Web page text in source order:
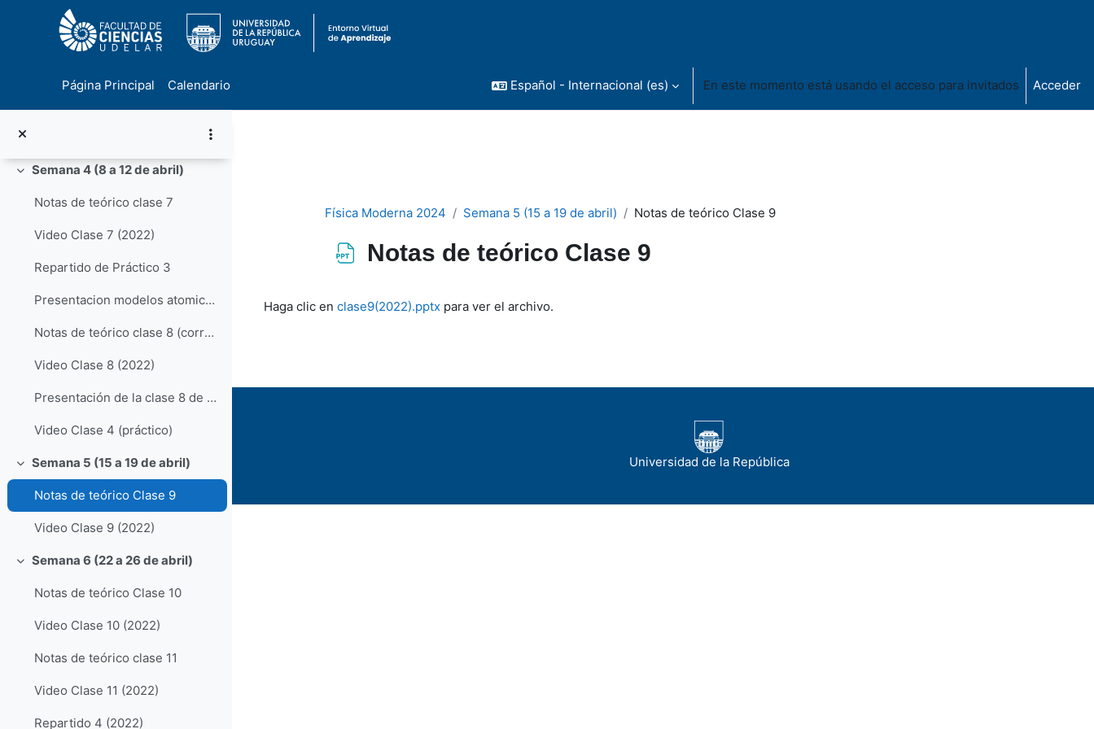
Página Principal Calendario Español - Internacional ‎(es)‎ En este momento está usando el acceso para invitados Acceder
Notas de teórico clase 6
Video Clase 6 (2022)
Colapsar
Semana 4 (8 a 12 de abril)
Notas de teórico clase 7
Video Clase 7 (2022)
Repartido de Práctico 3
Presentacion modelos atomicos antiguos
Notas de teórico clase 8 (corregida)
Video Clase 8 (2022)
Presentación de la clase 8 de Movimiento Browniano
Video Clase 4 (práctico)
Colapsar
Semana 5 (15 a 19 de abril)
Notas de teórico Clase 9
Video Clase 9 (2022)
Colapsar
Semana 6 (22 a 26 de abril)
Notas de teórico Clase 10
Video Clase 10 (2022)
Notas de teórico clase 11
Video Clase 11 (2022)
Repartido 4 (2022)
Física Moderna 2024 Semana 5 (15 a 19 de abril) Notas de teórico Clase 9
Notas de teórico Clase 9
Haga clic en clase9(2022).pptx para ver el archivo.
Universidad de la República